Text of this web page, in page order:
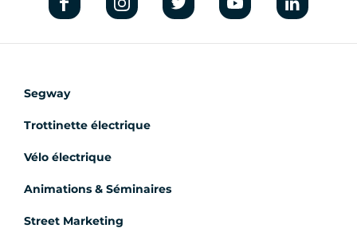
Segway
Trottinette électrique
Vélo électrique
Animations & Séminaires
Street Marketing